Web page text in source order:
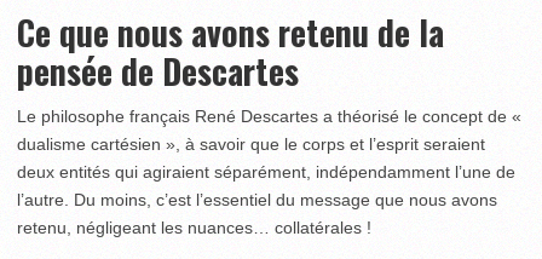
Ce que nous avons retenu de la
pensée de Descartes
Le philosophe français René Descartes a théorisé le concept de «
dualisme cartésien », à savoir que le corps et l’esprit seraient
deux entités qui agiraient séparément, indépendamment l’une de
l’autre. Du moins, c’est l’essentiel du message que nous avons
retenu, négligeant les nuances… collatérales !